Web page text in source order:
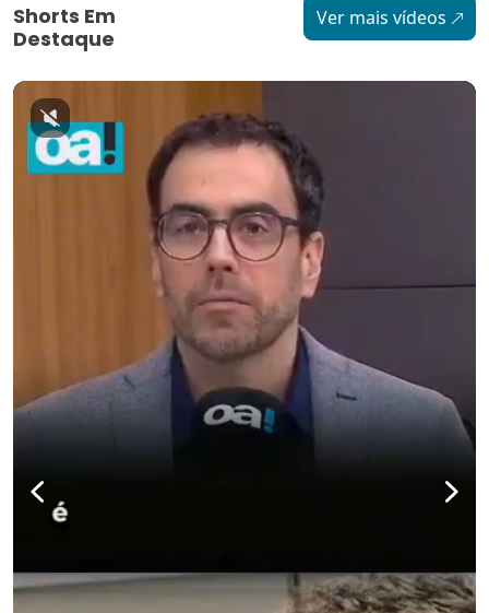
Shorts Em
Destaque
Ver mais vídeos